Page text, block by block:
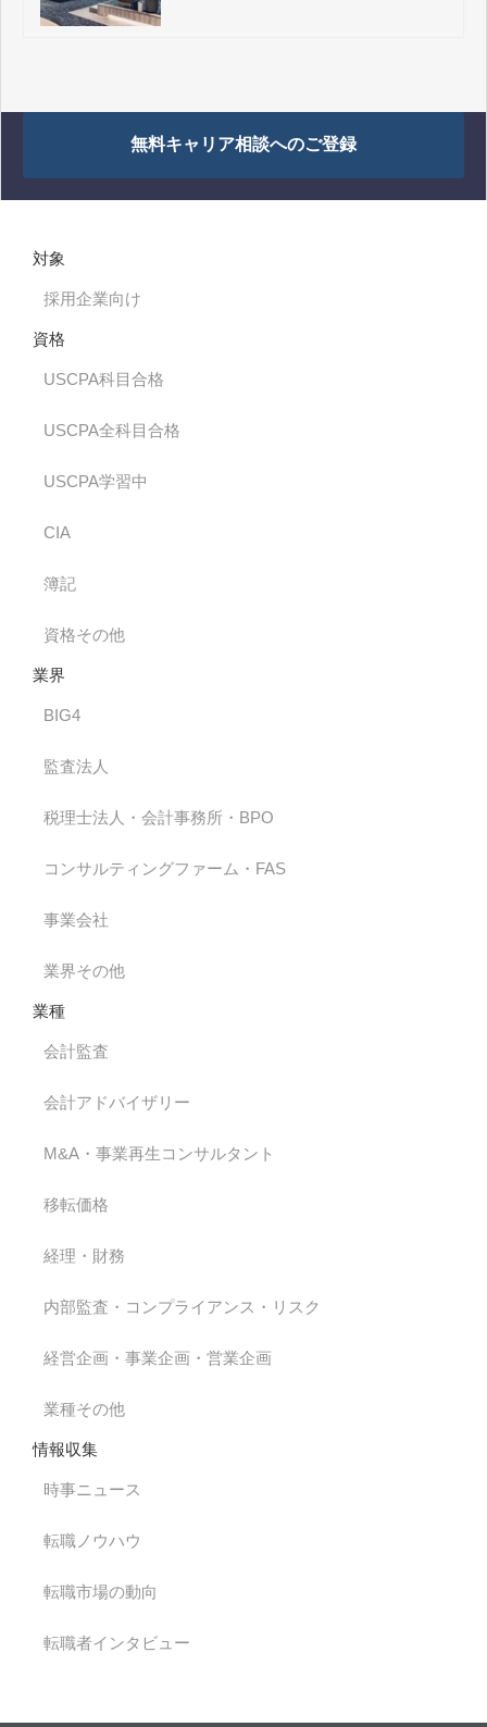
無料キャリア相談へのご登録
対象
採用企業向け
資格
USCPA科目合格
USCPA全科目合格
USCPA学習中
CIA
簿記
資格その他
業界
BIG4
監査法人
税理士法人・会計事務所・BPO
コンサルティングファーム・FAS
事業会社
業界その他
業種
会計監査
会計アドバイザリー
M&A・事業再生コンサルタント
移転価格
経理・財務
内部監査・コンプライアンス・リスク
経営企画・事業企画・営業企画
業種その他
情報収集
時事ニュース
転職ノウハウ
転職市場の動向
転職者インタビュー